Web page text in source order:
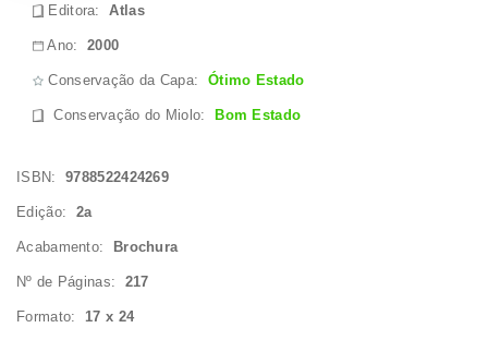
Editora:Atlas
Ano:2000
Conservação da Capa: Ótimo Estado
Conservação do Miolo:Bom Estado
ISBN:9788522424269
Edição: 2a
Acabamento: Brochura
Nº de Páginas: 217
Formato: 17 x 24